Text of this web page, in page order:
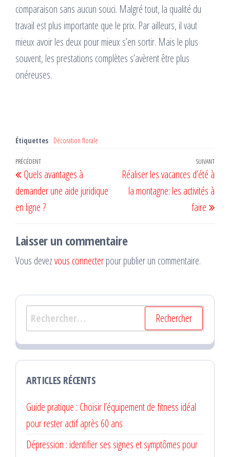
comparaison sans aucun souci. Malgré tout, la qualité du
travail est plus importante que le prix. Par ailleurs, il vaut
mieux avoir les deux pour mieux s’en sortir. Mais le plus
souvent, les prestations complètes s’avèrent être plus
onéreuses.
Étiquettes Décoration florale
Navigation
de
l’article
Article
précédent
PRÉCÉDENT
Quels avantages à
demander une aide juridique
en ligne ?
SUIVANT
Réaliser les vacances d’été à
la montagne: les activités à
faire
Laisser un commentaire
Vous devezvous connecterpour publier un commentaire.
Rechercher :
ARTICLES RÉCENTS
Guide pratique : Choisir l’équipement de fitness idéal
pour rester actif après 60 ans
Dépression : identifier ses signes et symptômes pour